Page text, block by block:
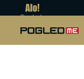
Pogled.me